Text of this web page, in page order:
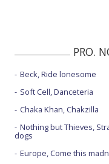
PRO.
Beck, Ride lonesome
Soft Cell, Danceteria
Chaka Khan, Chakzilla
Nothing but Thieves,
dogs
Europe, Come this